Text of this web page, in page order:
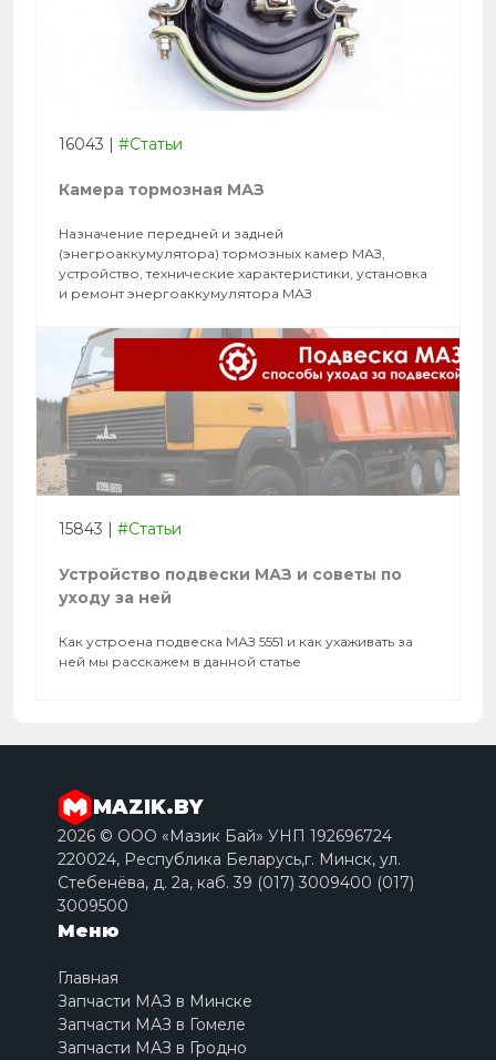
16043 | #Статьи
Камера тормозная МАЗ
Назначение передней и задней
(энегроаккумулятора) тормозных камер МАЗ,
устройство, технические характеристики, установка
и ремонт энергоаккумулятора МАЗ
15843 | #Статьи
Устройство подвески МАЗ и советы по
уходу за ней
Как устроена подвеска МАЗ 5551 и как ухаживать за
ней мы расскажем в данной статье
MAZIK.BY
2026 © ООО «Мазик Бай» УНП 192696724
220024, Республика Беларусь,г. Минск, ул.
Стебенёва, д. 2a, каб. 39 (017) 3009400 (017)
3009500
Меню
Главная
Запчасти МАЗ в Минске
Запчасти МАЗ в Гомеле
Запчасти МАЗ в Гродно